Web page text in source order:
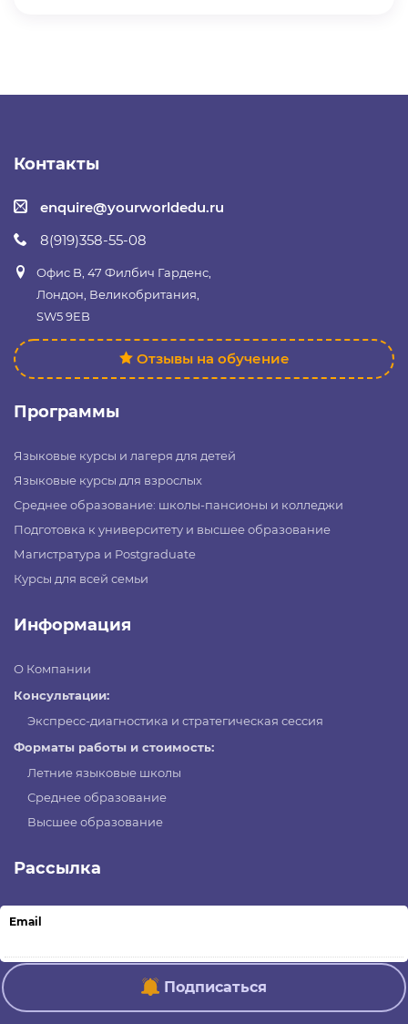
Контакты
enquire@yourworldedu.ru
8(919)358-55-08
Офис B, 47 Филбич Гарденс,
Лондон, Великобритания,
SW5 9EB
Отзывы на обучение
Программы
Языковые курсы и лагеря для детей
Языковые курсы для взрослых
Среднее образование: школы-пансионы и колледжи
Подготовка к университету и высшее образование
Магистратура и Postgraduate
Курсы для всей семьи
Информация
О Компании
Консультации:
Экспресс-диагностика и стратегическая сессия
Форматы работы и стоимость:
Летние языковые школы
Среднее образование
Высшее образование
Рассылка
Email
Подписаться